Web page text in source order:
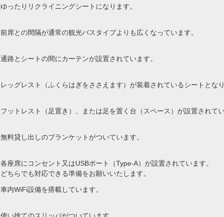
ゆったりリクライニングシートになります。
前席との間隔が通常の観光バスタイプよりも広くなっています。
通路とシートの間にカーテンが設置されています。
レッグレスト（ふくらはぎをささえます）が装着されているシートとなり
フットレスト（足置き）、または足を置く台（スペース）が設置されてい
無料貸し出しのブランケットがついています。
各座席にコンセント又はUSBポート（Type-A）が設置されています。
どちらでも対応できる準備をお願いいたします。
車内WiFi設備を搭載しています。